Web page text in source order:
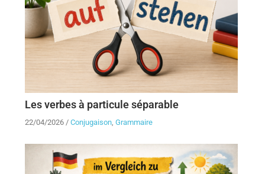
Les verbes à particule séparable
22/04/2026/ Conjugaison, Grammaire